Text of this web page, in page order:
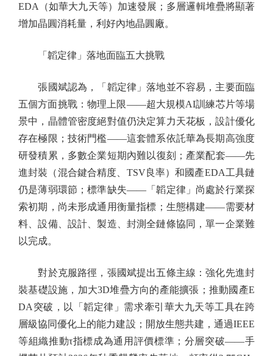
EDA（如華大九天等）加速發展；多層邏輯堆疊將顯著
增加晶圓消耗量，利好內地晶圓廠。
「韜定律」落地面臨五大挑戰
張國斌認為，「韜定律」落地並不容易，主要面臨
五個方面挑戰：物理上限——超大規模AI訓練芯片等場
景中，晶體管密度絕對值仍決定算力天花板，設計優化
存在極限；技術門檻——這套體系依託華為長期高強度
研發積累，多數企業短期內難以復刻；產業配套——先
進封裝（混合鍵合精度、TSV良率）和國產EDA工具鏈
仍是薄弱環節；標準缺失——「韜定律」尚處於行業探
索初期，尚未形成通用衡量指標；生態構建——需要材
料、設備、設計、製造、封測全鏈條協同，單一企業難
以完成。
對於克服路徑，張國斌提出五條主線：強化先進封
裝基礎設施，加大3D堆疊方向的產能擴張；推動國產E
DA突破，以「韜定律」需求牽引華大九天等工具在跨
層級協同優化上的能力建設；開放生態共建，通過IEEE
等組織推動τ指標成為通用評價標準；分層突破——手